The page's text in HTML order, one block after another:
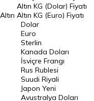
Dolar Kuru
Euro Kuru
Pound Kuru
Frank Kuru
Riyal Kuru
Avustralya Doları
Altın
Altın KG (Dolar) Fiyatı
Altın KG (Euro) Fiyatı
Dolar
Euro
Sterlin
Kanada Doları
İsviçre Frangı
Rus Rublesi
Suudi Riyali
Japon Yeni
Avustralya Doları